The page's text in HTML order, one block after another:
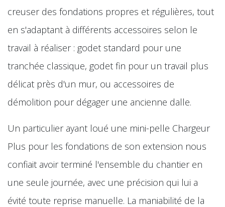
creuser des fondations propres et régulières, tout
en s'adaptant à différents accessoires selon le
travail à réaliser : godet standard pour une
tranchée classique, godet fin pour un travail plus
délicat près d'un mur, ou accessoires de
démolition pour dégager une ancienne dalle.
Un particulier ayant loué une mini-pelle Chargeur
Plus pour les fondations de son extension nous
confiait avoir terminé l'ensemble du chantier en
une seule journée, avec une précision qui lui a
évité toute reprise manuelle. La maniabilité de la